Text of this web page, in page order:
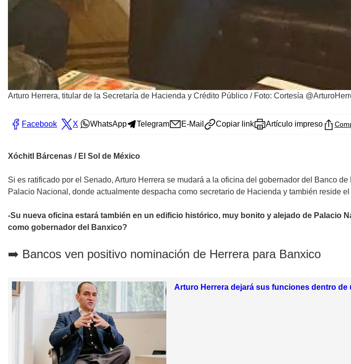
Arturo Herrera, titular de la Secretaría de Hacienda y Crédito Público / Foto: Cortesía
Facebook X WhatsApp Telegram E-Mail Copiar link Artículo impreso
Xóchitl Bárcenas / El Sol de México
Si es ratificado por el Senado, Arturo Herrera se mudará a la oficina del gobernador del Banco
Palacio Nacional, donde actualmente despacha como secretario de Hacienda y también reside
-Su nueva oficina estará también en un edificio histórico, muy bonito y alejado de Palacio
como gobernador del Banxico?
➡️ Bancos ven positivo nominación de Herrera para Banxico
Arturo Herrera dejará sus funciones dentro de